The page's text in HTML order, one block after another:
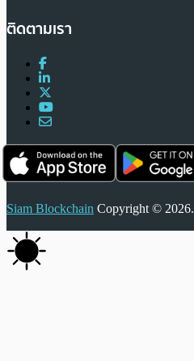
ติดตามเรา
Siam Blockchain Copyright © 2026.